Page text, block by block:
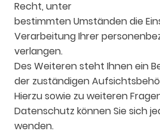
Recht, unter
bestimmten Umständen die
Verarbeitung Ihrer
verlangen.
Des Weiteren steht Ihnen ein
der zuständigen
Hierzu sowie zu weiteren
Datenschutz können Sie sich
wenden.